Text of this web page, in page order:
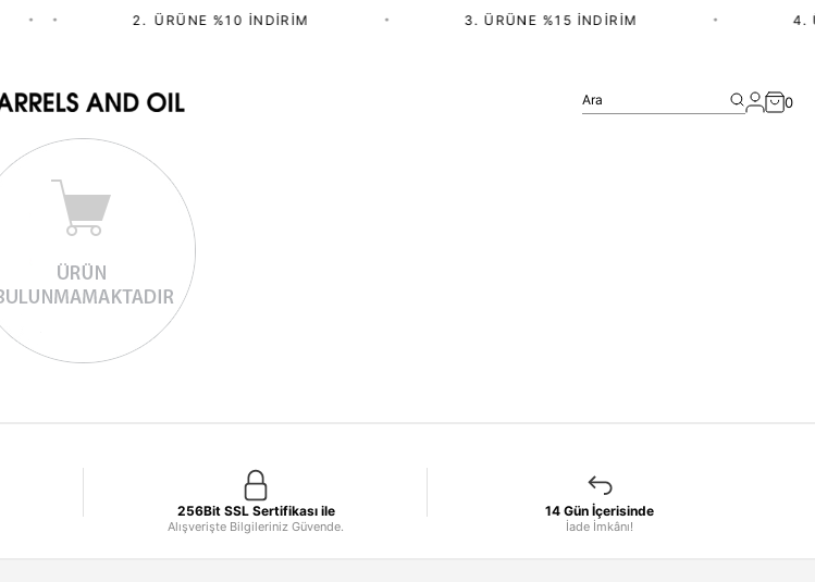
2.⁠ ⁠ÜRÜNE %10 İNDIRIM 3. ÜRÜNE %15 İNDIRIM 4.
Ara 0
256Bit SSL Sertifikası ile
Alışverişte Bilgileriniz Güvende.
14 Gün İçerisinde
İade İmkânı!